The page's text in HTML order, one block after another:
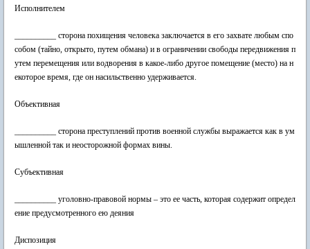
Исполнителем
__________ сторона похищения человека заключается в его захвате любым спо
собом (тайно, открыто, путем обмана) и в ограничении свободы передвижения п
утем перемещения или водворения в какое-либо другое помещение (место) на н
екоторое время, где он насильственно удерживается.
Объективная
__________ сторона преступлений против военной службы выражается как в ум
ышленной так и неосторожной формах вины.
Субъективная
__________ уголовно-правовой нормы – это ее часть, которая содержит определ
ение предусмотренного ею деяния
Диспозиция